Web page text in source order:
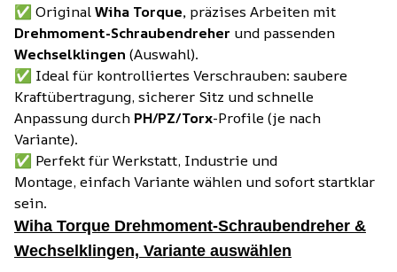
✅ OriginalWiha Torque, präzises Arbeiten mit
Drehmoment-Schraubendreher und passenden
Wechselklingen(Auswahl).
✅ Ideal für kontrolliertes Verschrauben: saubere
Kraftübertragung, sicherer Sitz und schnelle
Anpassung durchPH/PZ/Torx-Profile (je nach
Variante).
✅ Perfekt für Werkstatt, Industrie und
Montage, einfach Variante wählen und sofort startklar
sein.
Wiha Torque Drehmoment-Schraubendreher &
Wechselklingen, Variante auswählen